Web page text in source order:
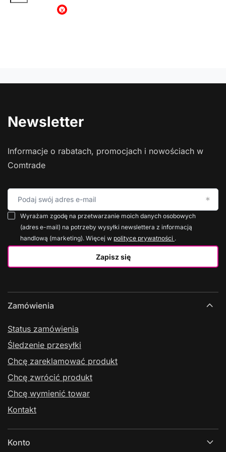
x
Newsletter
Informacje o rabatach, promocjach i nowościach w
Comtrade
Podaj swój adres e-mail
Zapisz się
Wyrażam zgodę na przetwarzanie moich danych osobowych
(adres e-mail) na potrzeby wysyłki newslettera z informacją
handlową (marketing). Więcej w polityce prywatności .
Zamówienia
Status zamówienia
Śledzenie przesyłki
Chcę zareklamować produkt
Chcę zwrócić produkt
Chcę wymienić towar
Kontakt
Konto